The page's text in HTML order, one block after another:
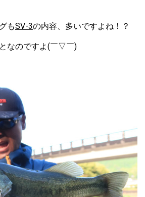
もSV-3の内容、多いですよね！？
なのですよ(￣▽￣)